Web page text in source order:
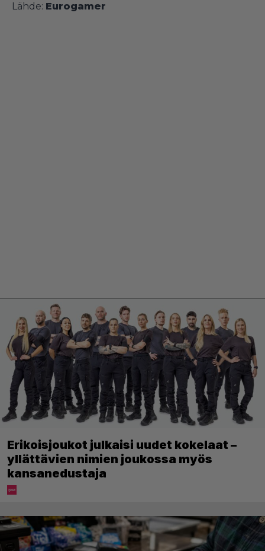
Lähde: Eurogamer
Erikoisjoukot julkaisi uudet kokelaat –
yllättävien nimien joukossa myös
kansanedustaja